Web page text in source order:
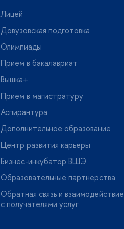
Лицей
Довузовская подготовка
Олимпиады
Прием в бакалавриат
ышка+
Прием в магистратуру
Аспирантура
Дополнительное образование
Центр развития карьеры
Бизнес-инкубатор ВШЭ
Образовательные партнерства
Обратная связь и взаимодействие
с получателями услу